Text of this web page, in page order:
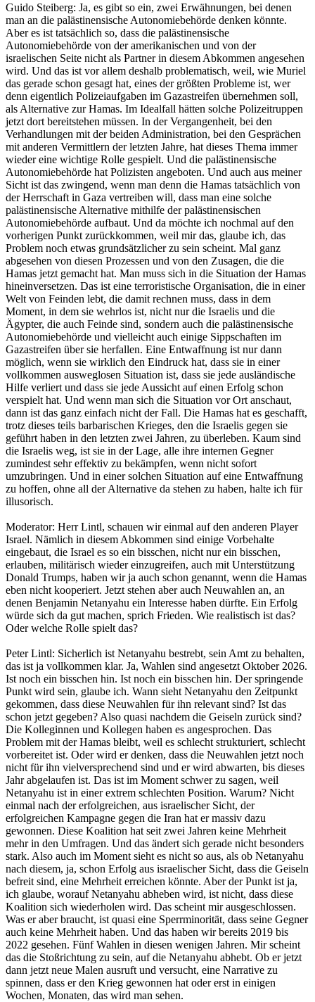
Guido Steiberg: Ja, es gibt so ein, zwei Erwähnungen, bei denen
man an die palästinensische Autonomiebehörde denken könnte.
Aber es ist tatsächlich so, dass die palästinensische
Autonomiebehörde von der amerikanischen und von der
israelischen Seite nicht als Partner in diesem Abkommen angesehen
wird. Und das ist vor allem deshalb problematisch, weil, wie Muriel
das gerade schon gesagt hat, eines der größten Probleme ist, wer
denn eigentlich Polizeiaufgaben im Gazastreifen übernehmen soll,
als Alternative zur Hamas. Im Idealfall hätten solche Polizeitruppen
jetzt dort bereitstehen müssen. In der Vergangenheit, bei den
Verhandlungen mit der beiden Administration, bei den Gesprächen
mit anderen Vermittlern der letzten Jahre, hat dieses Thema immer
wieder eine wichtige Rolle gespielt. Und die palästinensische
Autonomiebehörde hat Polizisten angeboten. Und auch aus meiner
Sicht ist das zwingend, wenn man denn die Hamas tatsächlich von
der Herrschaft in Gaza vertreiben will, dass man eine solche
palästinensische Alternative mithilfe der palästinensischen
Autonomiebehörde aufbaut. Und da möchte ich nochmal auf den
vorherigen Punkt zurückkommen, weil mir das, glaube ich, das
Problem noch etwas grundsätzlicher zu sein scheint. Mal ganz
abgesehen von diesen Prozessen und von den Zusagen, die die
Hamas jetzt gemacht hat. Man muss sich in die Situation der Hamas
hineinversetzen. Das ist eine terroristische Organisation, die in einer
Welt von Feinden lebt, die damit rechnen muss, dass in dem
Moment, in dem sie wehrlos ist, nicht nur die Israelis und die
Ägypter, die auch Feinde sind, sondern auch die palästinensische
Autonomiebehörde und vielleicht auch einige Sippschaften im
Gazastreifen über sie herfallen. Eine Entwaffnung ist nur dann
möglich, wenn sie wirklich den Eindruck hat, dass sie in einer
vollkommen ausweglosen Situation ist, dass sie jede ausländische
Hilfe verliert und dass sie jede Aussicht auf einen Erfolg schon
verspielt hat. Und wenn man sich die Situation vor Ort anschaut,
dann ist das ganz einfach nicht der Fall. Die Hamas hat es geschafft,
trotz dieses teils barbarischen Krieges, den die Israelis gegen sie
geführt haben in den letzten zwei Jahren, zu überleben. Kaum sind
die Israelis weg, ist sie in der Lage, alle ihre internen Gegner
zumindest sehr effektiv zu bekämpfen, wenn nicht sofort
umzubringen. Und in einer solchen Situation auf eine Entwaffnung
zu hoffen, ohne all der Alternative da stehen zu haben, halte ich für
illusorisch.
Moderator: Herr Lintl, schauen wir einmal auf den anderen Player
Israel. Nämlich in diesem Abkommen sind einige Vorbehalte
eingebaut, die Israel es so ein bisschen, nicht nur ein bisschen,
erlauben, militärisch wieder einzugreifen, auch mit Unterstützung
Donald Trumps, haben wir ja auch schon genannt, wenn die Hamas
eben nicht kooperiert. Jetzt stehen aber auch Neuwahlen an, an
denen Benjamin Netanyahu ein Interesse haben dürfte. Ein Erfolg
würde sich da gut machen, sprich Frieden. Wie realistisch ist das?
Oder welche Rolle spielt das?
Peter Lintl: Sicherlich ist Netanyahu bestrebt, sein Amt zu behalten,
das ist ja vollkommen klar. Ja, Wahlen sind angesetzt Oktober 2026.
Ist noch ein bisschen hin. Ist noch ein bisschen hin. Der springende
Punkt wird sein, glaube ich. Wann sieht Netanyahu den Zeitpunkt
gekommen, dass diese Neuwahlen für ihn relevant sind? Ist das
schon jetzt gegeben? Also quasi nachdem die Geiseln zurück sind?
Die Kolleginnen und Kollegen haben es angesprochen. Das
Problem mit der Hamas bleibt, weil es schlecht strukturiert, schlecht
vorbereitet ist. Oder wird er denken, dass die Neuwahlen jetzt noch
nicht für ihn vielversprechend sind und er wird abwarten, bis dieses
Jahr abgelaufen ist. Das ist im Moment schwer zu sagen, weil
Netanyahu ist in einer extrem schlechten Position. Warum? Nicht
einmal nach der erfolgreichen, aus israelischer Sicht, der
erfolgreichen Kampagne gegen die Iran hat er massiv dazu
gewonnen. Diese Koalition hat seit zwei Jahren keine Mehrheit
mehr in den Umfragen. Und das ändert sich gerade nicht besonders
stark. Also auch im Moment sieht es nicht so aus, als ob Netanyahu
nach diesem, ja, schon Erfolg aus israelischer Sicht, dass die Geiseln
befreit sind, eine Mehrheit erreichen könnte. Aber der Punkt ist ja,
ich glaube, worauf Netanyahu abheben wird, ist nicht, dass diese
Koalition sich wiederholen wird. Das scheint mir ausgeschlossen.
Was er aber braucht, ist quasi eine Sperrminorität, dass seine Gegner
auch keine Mehrheit haben. Und das haben wir bereits 2019 bis
2022 gesehen. Fünf Wahlen in diesen wenigen Jahren. Mir scheint
das die Stoßrichtung zu sein, auf die Netanyahu abhebt. Ob er jetzt
dann jetzt neue Malen ausruft und versucht, eine Narrative zu
spinnen, dass er den Krieg gewonnen hat oder erst in einigen
Wochen, Monaten, das wird man sehen.